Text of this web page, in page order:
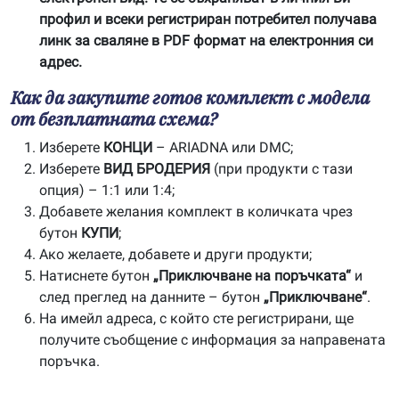
профил и всеки регистриран потребител получава
линк за сваляне в PDF формат на електронния си
адрес.
Как да закупите готов комплект с модела
от безплатната схема?
Изберете КОНЦИ – ARIADNA или DMC;
Изберете ВИД БРОДЕРИЯ (при продукти с тази
опция) – 1:1 или 1:4;
Добавете желания комплект в количката чрез
бутон КУПИ;
Ако желаете, добавете и други продукти;
Натиснете бутон „Приключване на поръчката“ и
след преглед на данните – бутон „Приключване“.
На имейл адреса, с който сте регистрирани, ще
получите съобщение с информация за направената
поръчка.